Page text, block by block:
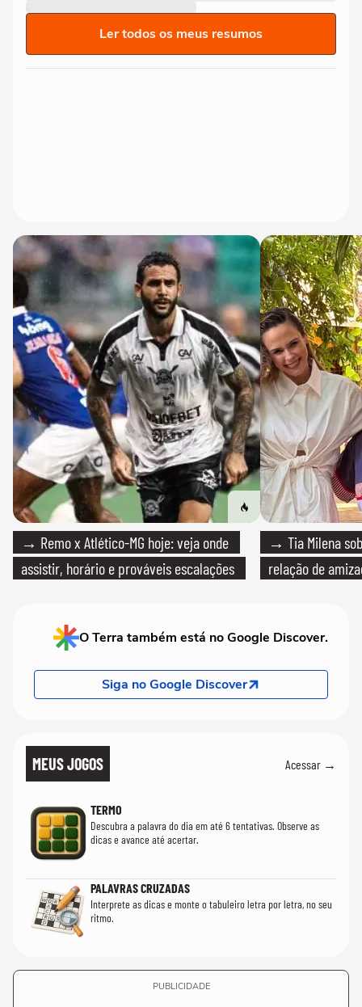
Ler todos os meus resumos
→ Remo x Atlético-MG hoje: veja onde
assistir, horário e prováveis escalações
→ Tia Milena
relação de
O Terra também está no Google Discover.
Siga no Google Discover
MEUS JOGOS Acessar →
TERMO
Descubra a palavra do dia em até 6 tentativas. Observe as
dicas e avance até acertar.
PALAVRAS CRUZADAS
Interprete as dicas e monte o tabuleiro letra por letra, no seu
ritmo.
PUBLICIDADE